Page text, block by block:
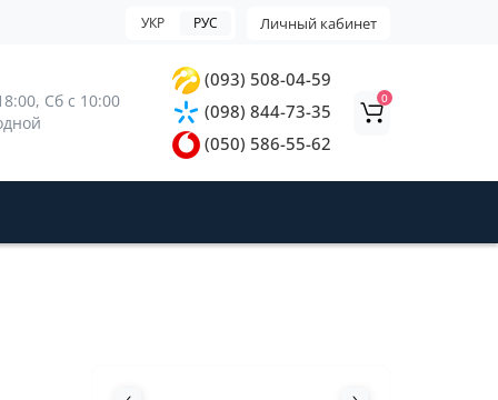
Личный кабинет
УКР РУС
Сб с 10:00
(093) 508-04-59
(098) 844-73-35
(050) 586-55-62
0